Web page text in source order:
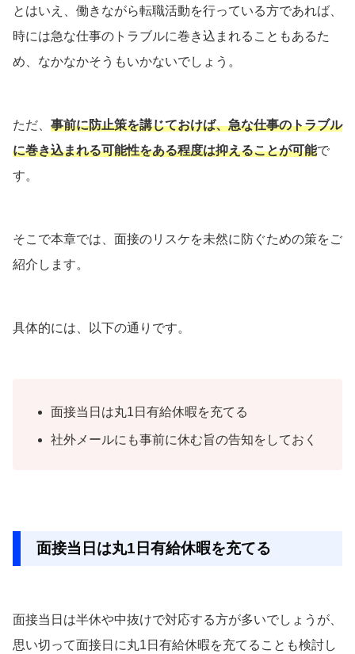
とはいえ、働きながら転職活動を行っている方であれば、
時には急な仕事のトラブルに巻き込まれることもあるた
め、なかなかそうもいかないでしょう。
ただ、 事前に防止策を講じておけば、急な仕事のトラブル
に巻き込まれる可能性をある程度は抑えることが可能で
す。
そこで本章では、面接のリスケを未然に防ぐための策をご
紹介します。
具体的には、以下の通りです。
面接当日は丸1日有給休暇を充てる
社外メールにも事前に休む旨の告知をしておく
面接当日は丸1日有給休暇を充てる
面接当日は半休や中抜けで対応する方が多いでしょうが、
思い切って面接日に丸1日有給休暇を充てることも検討し